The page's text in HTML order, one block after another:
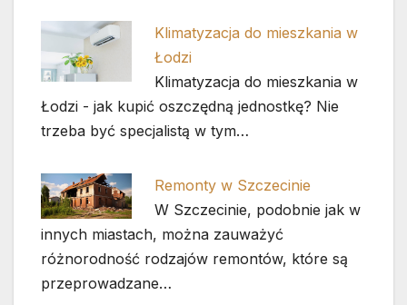
Klimatyzacja do mieszkania w
Łodzi
Klimatyzacja do mieszkania w
Łodzi - jak kupić oszczędną jednostkę? Nie
trzeba być specjalistą w tym…
Remonty w Szczecinie
W Szczecinie, podobnie jak w
innych miastach, można zauważyć
różnorodność rodzajów remontów, które są
przeprowadzane…